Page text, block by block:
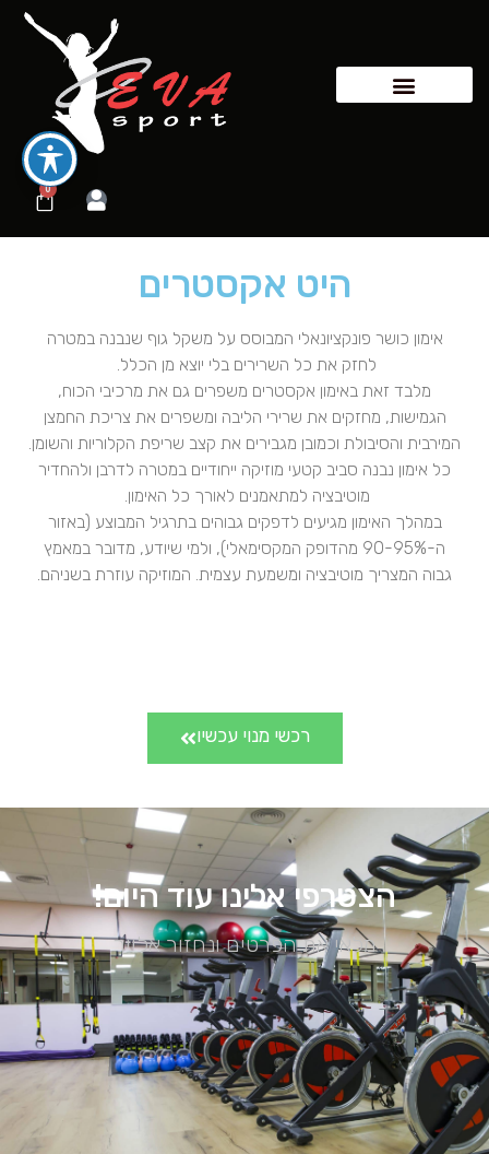
0
היט אקסטרים
אימון כושר פונקציונאלי המבוסס על משקל גוף שנבנה במטרה
לחזק את כל השרירים בלי יוצא מן הכלל.
מלבד זאת באימון אקסטרים משפרים גם את מרכיבי הכוח,
הגמישות, מחזקים את שרירי הליבה ומשפרים את צריכת החמצן
המירבית והסיבולת וכמובן מגבירים את קצב שריפת הקלוריות והשומן.
כל אימון נבנה סביב קטעי מוזיקה ייחודיים במטרה לדרבן ולהחדיר
מוטיבציה למתאמנים לאורך כל האימון.
במהלך האימון מגיעים לדפקים גבוהים בתרגיל המבוצע (באזור
ה-90-95% מהדופק המקסימאלי), ולמי שיודע, מדובר במאמץ
גבוה המצריך מוטיבציה ומשמעת עצמית. המוזיקה עוזרת בשניהם.
רכשי מנוי עכשיו
הצטרפי אלינו עוד היום!
מלאי את הפרטים ונחזור אלייך